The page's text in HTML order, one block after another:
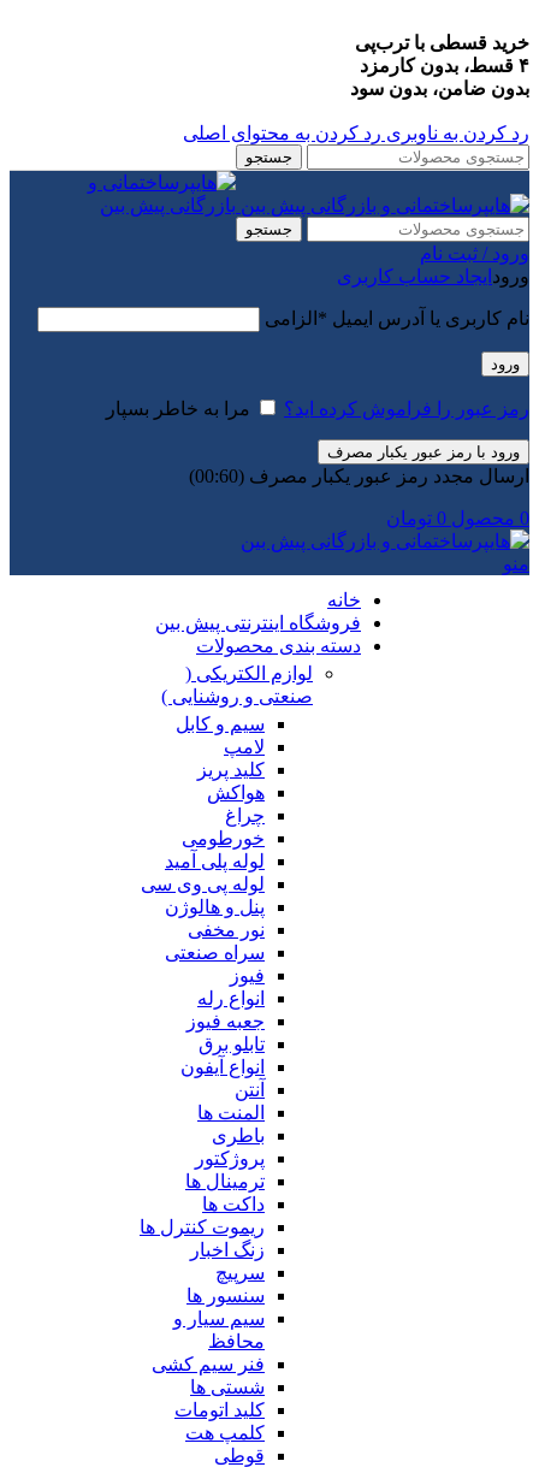
خرید قسطی با ترب‌پی
۴ قسط، بدون کارمزد
بدون ضامن، بدون سود
رد کردن به ناوبری رد کردن به محتوای اصلی
جستجو
جستجو
ورود / ثبت نام
ورود ایجاد حساب کاربری
نام کاربری یا آدرس ایمیل * الزامی
ورود
رمز عبور را فراموش کرده اید؟ مرا به خاطر بسپار
ورود با رمز عبور یکبار مصرف
ارسال مجدد رمز عبور یکبار مصرف (00:
60
)
0 محصول 0 تومان
منو
خانه
فروشگاه اینترنتی پیش بین
دسته بندی محصولات
لوازم الکتریکی (
صنعتی و روشنایی )
سیم و کابل
لامپ
کلید پریز
هواکش
چراغ
خورطومی
لوله پلی آمید
لوله پی وی سی
پنل و هالوژن
نور مخفی
سراه صنعتی
فیوز
انواع رله
جعبه فیوز
تابلو برق
انواع آیفون
آنتن
المنت ها
باطری
پروژکتور
ترمینال ها
داکت ها
ریموت کنترل ها
زنگ اخبار
سرپیچ
سنسور ها
سیم سیار و
محافظ
فنر سیم کشی
شستی ها
کلید اتومات
کلمپ هت
قوطی